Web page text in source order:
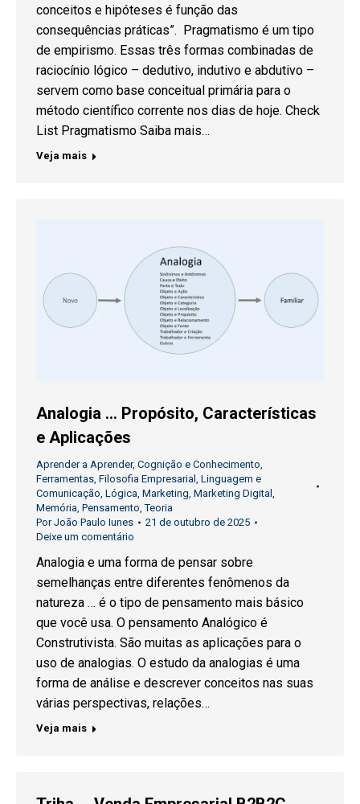
conceitos e hipóteses é função das
consequências práticas”. Pragmatismo é um tipo
de empirismo. Essas três formas combinadas de
raciocínio lógico – dedutivo, indutivo e abdutivo –
servem como base conceitual primária para o
método científico corrente nos dias de hoje. Check
List Pragmatismo Saiba mais…
Veja mais
Analogia … Propósito, Características
e Aplicações
Aprender a Aprender, Cognição e Conhecimento,
Ferramentas, Filosofia Empresarial , Linguagem e
Comunicação, Lógica, Marketing, Marketing Digital ,
Memória, Pensamento,Teoria
PorJoão Paulo Iunes
21 de outubro de 2025
Deixe um comentário
Analogia e uma forma de pensar sobre
semelhanças entre diferentes fenômenos da
natureza … é o tipo de pensamento mais básico
que você usa. O pensamento Analógico é
Construtivista. São muitas as aplicações para o
uso de analogias. O estudo da analogias é uma
forma de análise e descrever conceitos nas suas
várias perspectivas, relações…
Veja mais